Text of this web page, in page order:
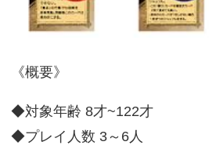
《概要》
◆対象年齢 8才~122才
◆プレイ人数 3～6人